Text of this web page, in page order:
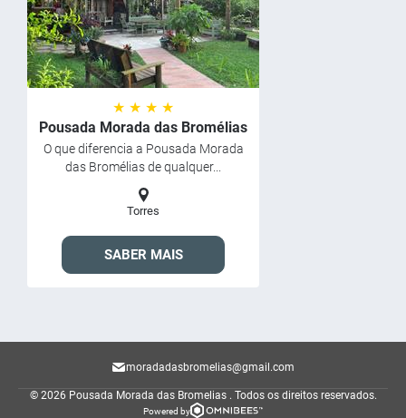
★ ★ ★ ★
Pousada Morada das Bromélias
O que diferencia a Pousada Morada
das Bromélias de qualquer...
Torres
SABER MAIS
moradadasbromelias@gmail.com
© 2026 Pousada Morada das Bromelias . Todos os direitos reservados.
Powered by